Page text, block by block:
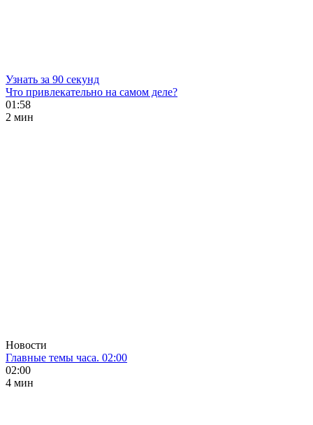
Узнать за 90 секунд
Что привлекательно на самом деле?
01:58
2 мин
Новости
Главные темы часа. 02:00
02:00
4 мин